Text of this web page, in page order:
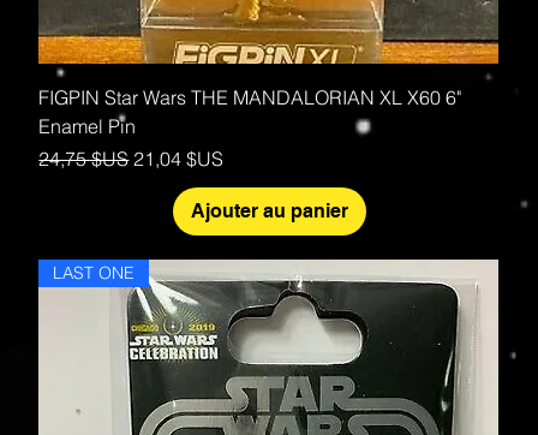
FIGPIN Star Wars THE MANDALORIAN XL X60 6"
Enamel Pin
Prix original
24,75 $US Prix promotionnel
21,04 $US
Ajouter au panier
LAST ONE